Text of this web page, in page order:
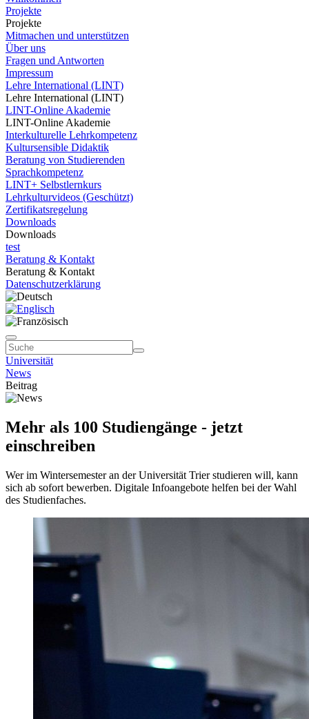
Projekte
Projekte
Mitmachen und unterstützen
Über uns
Fragen und Antworten
Impressum
Lehre International (LINT)
Lehre International (LINT)
LINT-Online Akademie
LINT-Online Akademie
Interkulturelle Lehrkompetenz
Kultursensible Didaktik
Beratung von Studierenden
Sprachkompetenz
LINT+ Selbstlernkurs
Lehrkulturvideos (Geschützt)
Zertifikatsregelung
Downloads
Downloads
test
Beratung & Kontakt
Beratung & Kontakt
Datenschutzerklärung
Universität
News
Beitrag
Mehr als 100 Studiengänge - jetzt
einschreiben
Wer im Wintersemester an der Universität Trier studieren will, kann
sich ab sofort bewerben. Digitale Infoangebote helfen bei der Wahl
des Studienfaches.